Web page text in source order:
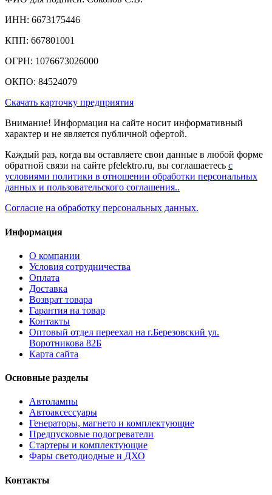
ИНН: 6673175446
КПП: 667801001
ОГРН: 1076673026000
ОКПО: 84524079
Скачать карточку предприятия
Внимание! Информация на сайте носит информативный
характер и не является публичной офертой.
Каждый раз, когда вы оставляете свои данные в любой форме
обратной связи на сайте pfelektro.ru, вы соглашаетесь с
условиями политики в отношении обработки персональных
данных и пользовательского соглашения..
Согласие на обработку персональных данных.
Информация
О компании
Условия сотрудничества
Оплата
Доставка
Возврат товара
Гарантия на товар
Контакты
Оптовый отдел переехал на г.Березовский ул.
Воротникова 82Б
Карта сайта
Основные разделы
Автолампы
Автоаксессуары
Генераторы, магнето и комплектующие
Предпусковые подогреватели
Стартеры и комплектующие
Фары светодиодные и ДХО
Контакты